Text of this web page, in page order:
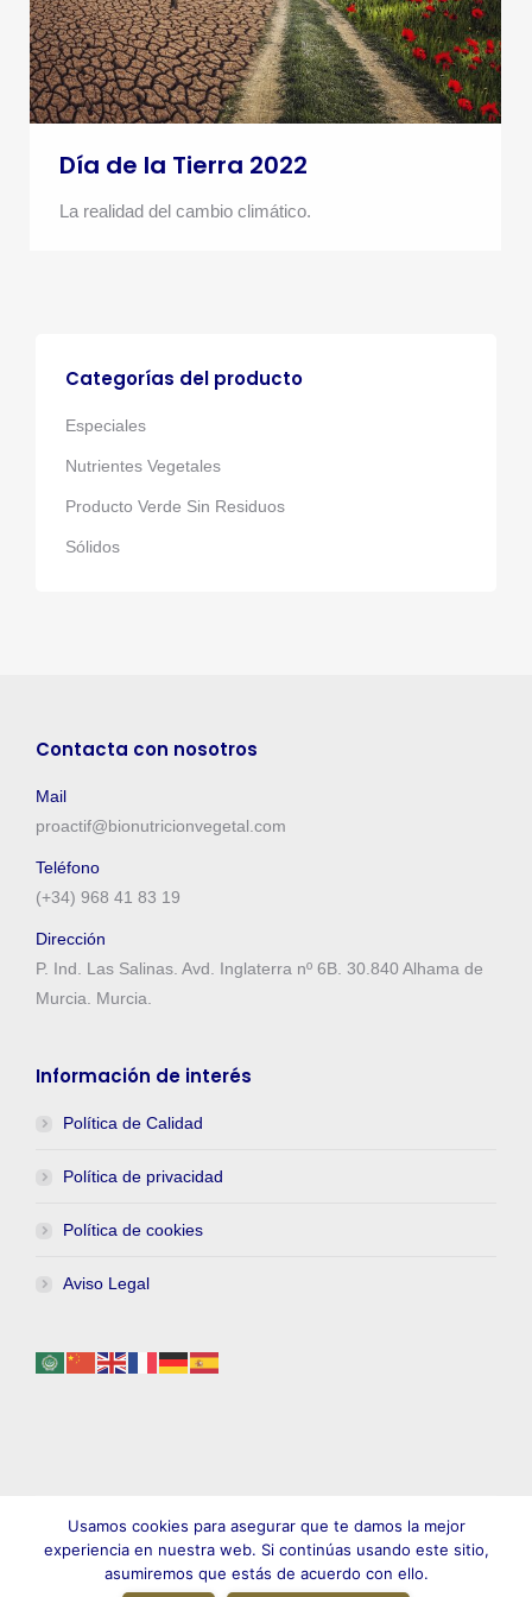
Día de la Tierra 2022
La realidad del cambio climático.
Categorías del producto
Especiales
Nutrientes Vegetales
Producto Verde Sin Residuos
Sólidos
Contacta con nosotros
Mail
proactif@bionutricionvegetal.com
Teléfono
(+34) 968 41 83 19
Dirección
P. Ind. Las Salinas. Avd. Inglaterra nº 6B. 30.840 Alhama de
Murcia. Murcia.
Información de interés
Política de Calidad
Política de privacidad
Política de cookies
Aviso Legal
Usamos cookies para asegurar que te damos la mejor
experiencia en nuestra web. Si continúas usando este sitio,
asumiremos que estás de acuerdo con ello.